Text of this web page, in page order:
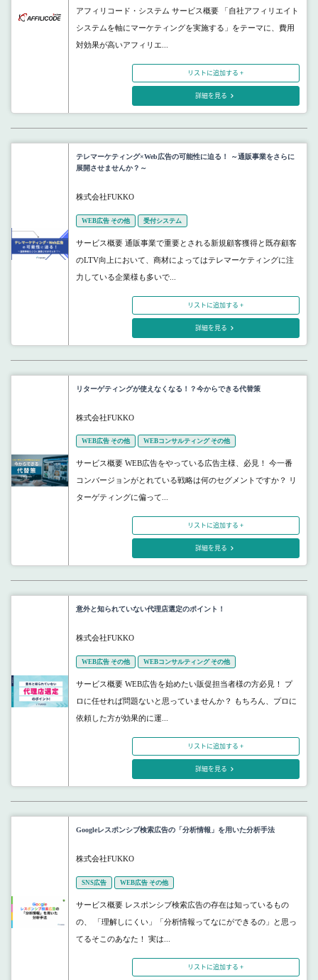
アフィリコード・システム サービス概要 「自社アフィリエイト
システムを軸にマーケティングを実施する」をテーマに、費用
対効果が高いアフィリエ...
リストに追加する +
詳細を見る
テレマーケティング×Web広告の可能性に迫る！ ～通販事業をさらに
展開させませんか？～
株式会社FUKKO
WEB広告 その他 受付システム
サービス概要 通販事業で重要とされる新規顧客獲得と既存顧客
のLTV向上において、商材によってはテレマーケティングに注
力している企業様も多いで...
リストに追加する +
詳細を見る
リターゲティングが使えなくなる！？今からできる代替策
株式会社FUKKO
WEB広告 その他 WEBコンサルティング その他
サービス概要 WEB広告をやっている広告主様、必見！ 今一番
コンバージョンがとれている戦略は何のセグメントですか？ リ
ターゲティングに偏って...
リストに追加する +
詳細を見る
意外と知られていない代理店選定のポイント！
株式会社FUKKO
WEB広告 その他 WEBコンサルティング その他
サービス概要 WEB広告を始めたい販促担当者様の方必見！ プ
ロに任せれば問題ないと思っていませんか？ もちろん、プロに
依頼した方が効果的に運...
リストに追加する +
詳細を見る
Googleレスポンシブ検索広告の「分析情報」を用いた分析手法
株式会社FUKKO
SNS広告 WEB広告 その他
サービス概要 レスポンシブ検索広告の存在は知っているもの
の、 「理解しにくい」「分析情報ってなにができるの」と思っ
てるそこのあなた！ 実は...
リストに追加する +